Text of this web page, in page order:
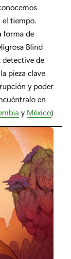
el tiempo.
forma de
Blind
detective de
pieza clave
y poder
en
y México)